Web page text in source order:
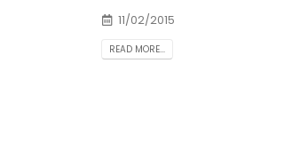
11/02/2015
READ MORE...